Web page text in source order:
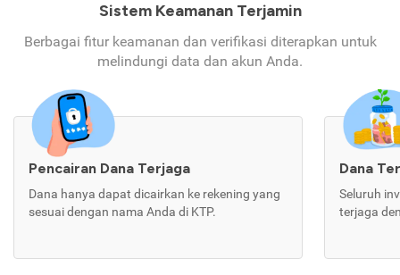
Sistem Keamanan Terjamin
Berbagai fitur keamanan dan verifikasi diterapkan untuk
melindungi data dan akun Anda.
Pencairan Dana Terjaga
Dana hanya dapat dicairkan ke rekening yang
sesuai dengan nama Anda di KTP.
Dana
Seluruh
terjaga